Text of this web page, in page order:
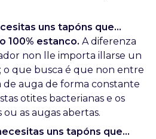
uns tapóns que...
100% estanco. A diferenza
non lle importa illarse un
o que busca é que non entre
de auga de forma constante
otites bacterianas e os
as augas abertas.
uns tapóns que...